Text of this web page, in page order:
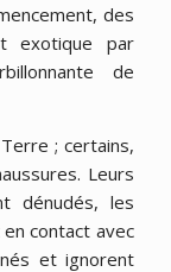
des
exotique par
de
; certains,
Leurs
dénudés, les
contact avec
et ignorent